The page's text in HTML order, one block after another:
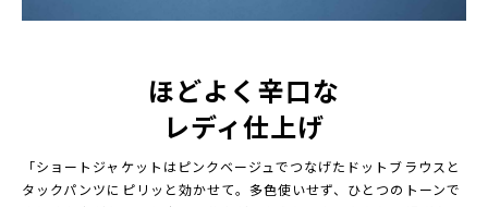
ほどよく辛口な
レディ仕上げ
「ショートジャケットはピンクベージュでつなげたドットブラウスと
タックパンツにピリッと効かせて。多色使いせず、ひとつのトーンで